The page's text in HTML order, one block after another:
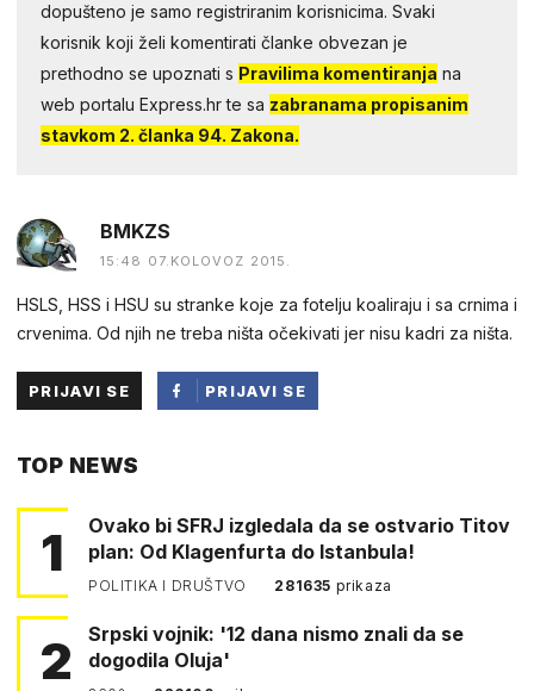
dopušteno je samo registriranim korisnicima. Svaki
korisnik koji želi komentirati članke obvezan je
prethodno se upoznati s Pravilima komentiranja na
web portalu Express.hr te sa zabranama propisanim
stavkom 2. članka 94. Zakona.
BMKZS
15:48 07.KOLOVOZ 2015.
HSLS, HSS i HSU su stranke koje za fotelju koaliraju i sa crnima i
crvenima. Od njih ne treba ništa očekivati jer nisu kadri za ništa.
PRIJAVI SE
PRIJAVI SE
TOP NEWS
1
Ovako bi SFRJ izgledala da se ostvario Titov
plan: Od Klagenfurta do Istanbula!
POLITIKA I DRUŠTVO 281635 prikaza
2
Srpski vojnik: '12 dana nismo znali da se
dogodila Oluja'